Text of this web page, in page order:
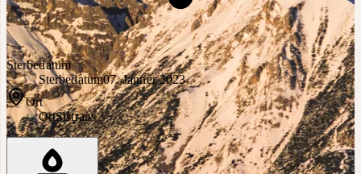
Sterbedatum
Sterbedatum07. Jänner 2023
Ort
OrtSistrans